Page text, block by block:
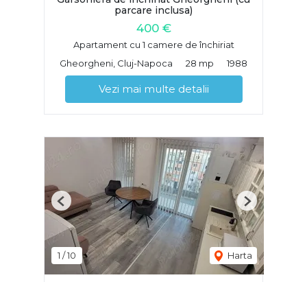
parcare inclusa)
400 €
Apartament cu 1 camere de închiriat
Gheorgheni, Cluj-Napoca
28 mp 1988
Vezi mai multe detalii
1 /10 Harta
Previous Next